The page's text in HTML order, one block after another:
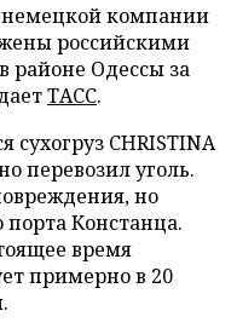
компании
российскими
районе Одессы за
ТАСС.
сухогруз CHRISTINA
перевозил уголь.
но
Констанца.
время
примерно в 20